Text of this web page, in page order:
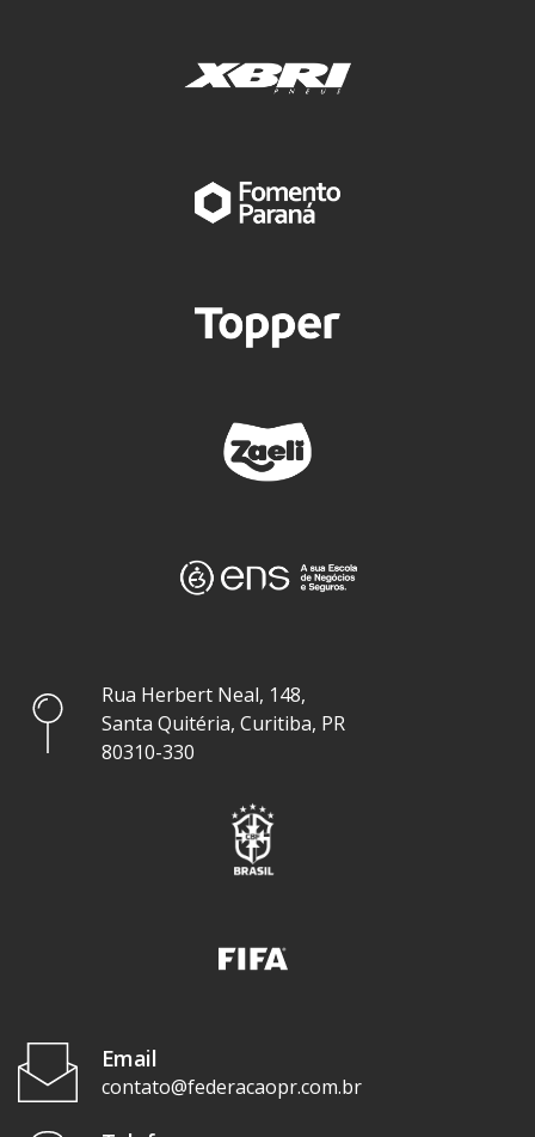
Rua Herbert Neal, 148,
Santa Quitéria, Curitiba, PR
80310-330
Email
contato@federacaopr.com.br